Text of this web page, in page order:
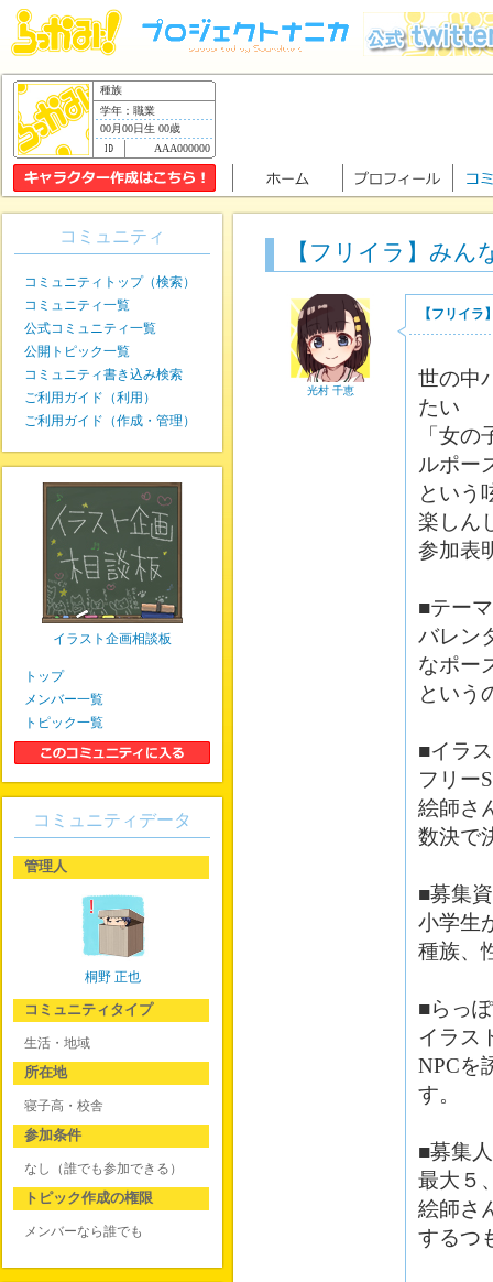
種族
学年：職業
00月00日生 00歳
AAA000000
【フリイラ】み
光村 千恵
【フリイ
世の中
たい
「女
ルポー
という
楽しん
参加表
■テーマ
バレン
なポー
という
■イラ
フリー
絵師さ
数決で
■募集
小学生
種族、
■らっぽ
イラス
NPCを
す。
■募集
最大５
絵師さ
するつ
コミュニティ
コミュニティトップ（検索）
コミュニティ一覧
公式コミュニティ一覧
公開トピック一覧
コミュニティ書き込み検索
ご利用ガイド（利用）
ご利用ガイド（作成・管理）
イラスト企画相談板
トップ
メンバー一覧
トピック一覧
コミュニティデータ
管理人
桐野 正也
コミュニティタイプ
生活・地域
所在地
寝子高・校舎
参加条件
なし（誰でも参加できる）
トピック作成の権限
メンバーなら誰でも